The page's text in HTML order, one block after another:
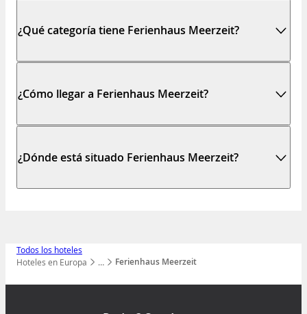
Todos los hoteles
…
Mostrar todos los niveles
Hoteles en Europa Ferienhaus Meerzeit
¿Qué categoría tiene Ferienhaus Meerzeit?
¿Cómo llegar a Ferienhaus Meerzeit?
¿Dónde está situado Ferienhaus Meerzeit?